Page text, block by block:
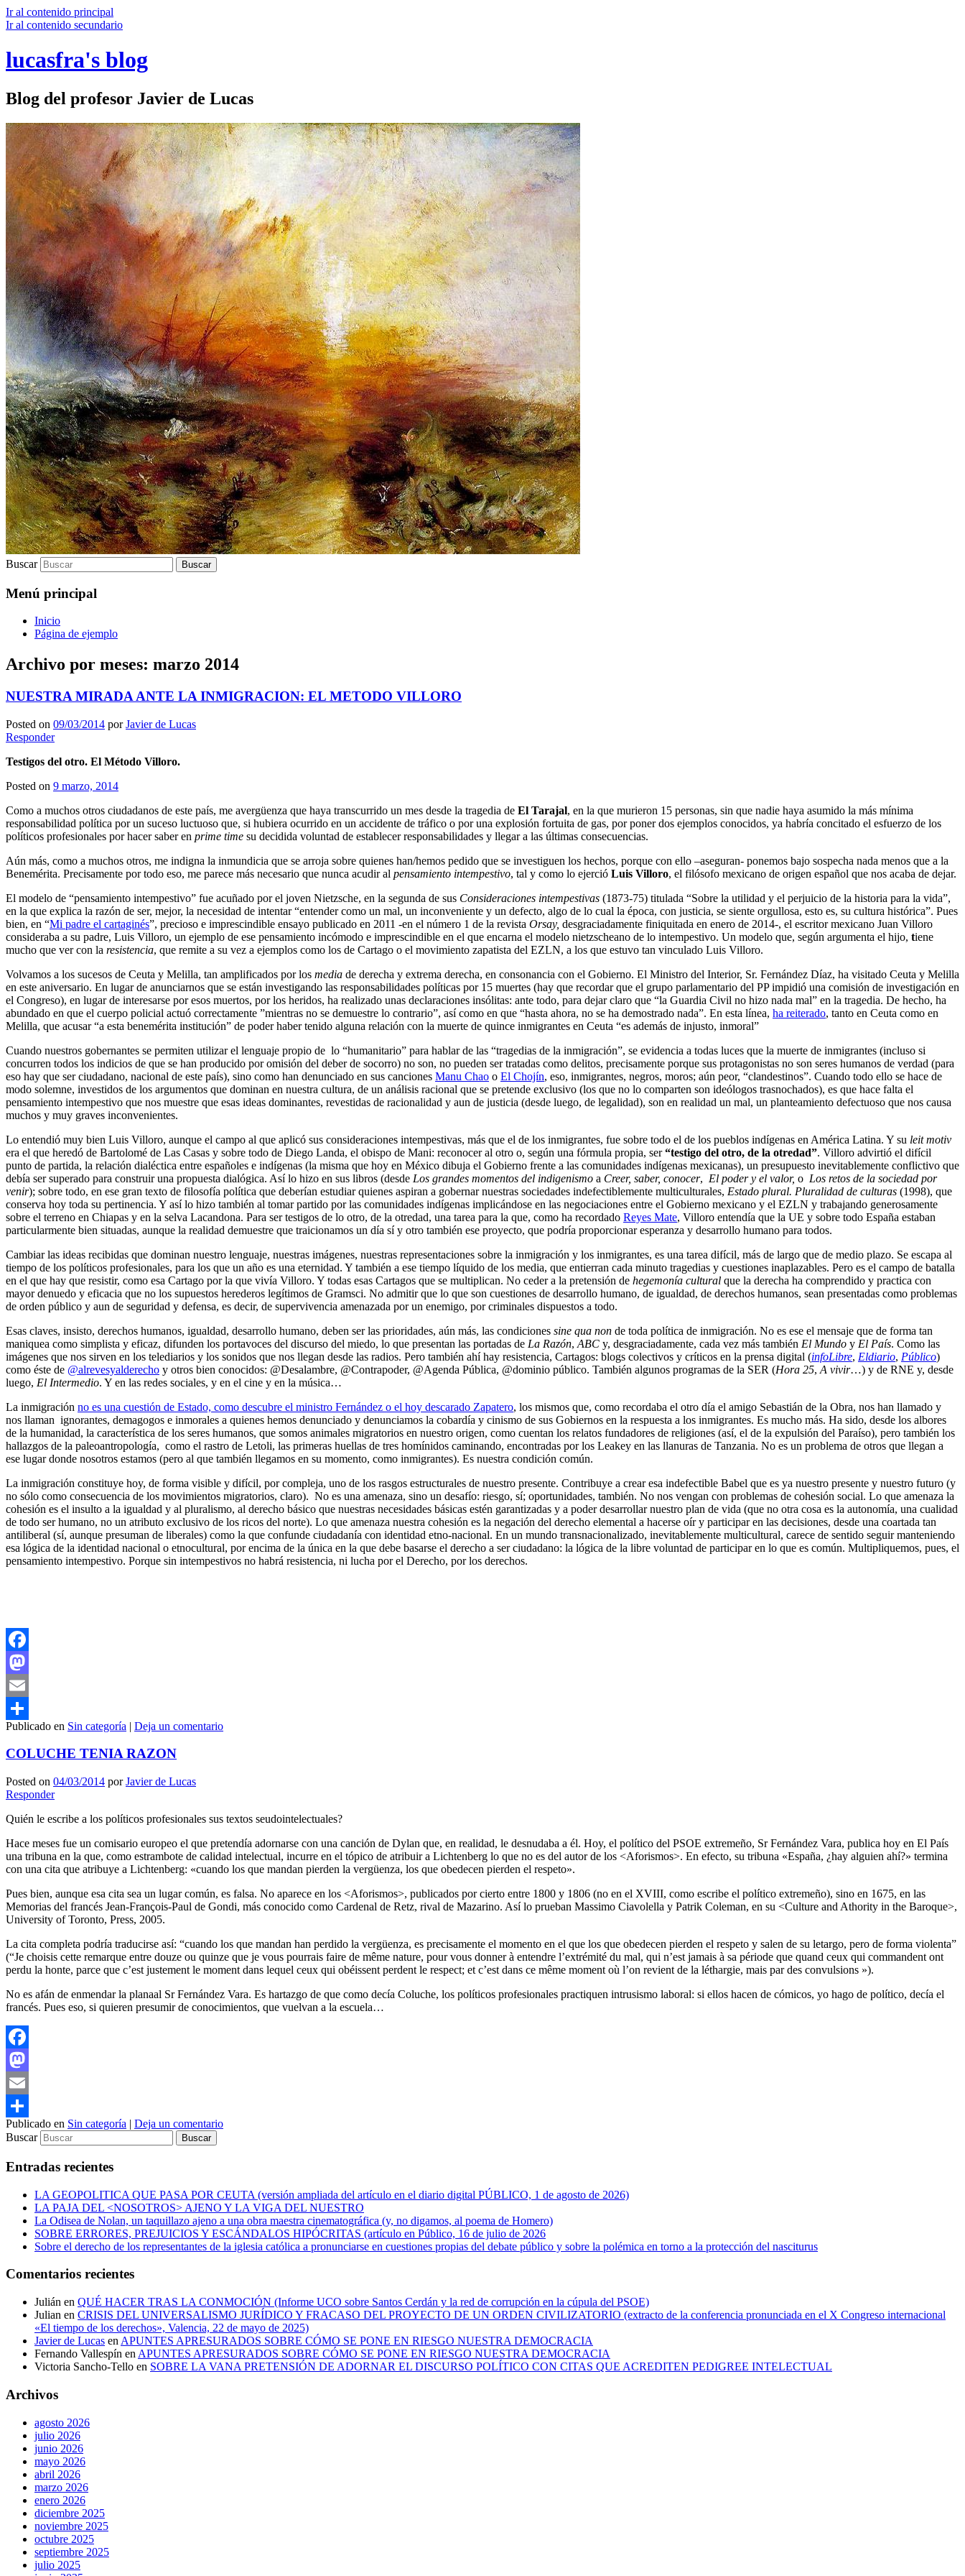
Ir al contenido principal
Ir al contenido secundario
lucasfra's blog
Blog del profesor Javier de Lucas
Buscar
Menú principal
Inicio
Página de ejemplo
Archivo por meses: marzo 2014
NUESTRA MIRADA ANTE LA INMIGRACION: EL METODO VILLORO
Posted on 09/03/2014 porJavier de Lucas
Responder
Testigos del otro. El Método Villoro.
Posted on 9 marzo, 2014
Como a muchos otros ciudadanos de este país, me avergüenza que haya transcurrido un mes desde la tragedia de El Tarajal, en la que murieron 15 personas, sin que nadie haya asumido la más mínima
responsabilidad política por un suceso luctuoso que, si hubiera ocurrido en un accidente de tráfico o por una explosión fortuita de gas, por poner dos ejemplos conocidos, ya habría concitado el esfuerzo de los
políticos profesionales por hacer saber en prime time su decidida voluntad de establecer responsabilidades y llegar a las últimas consecuencias.
Aún más, como a muchos otros, me indigna la inmundicia que se arroja sobre quienes han/hemos pedido que se investiguen los hechos, porque con ello –aseguran- ponemos bajo sospecha nada menos que a la
Benemérita. Precisamente por todo eso, me parece más necesario que nunca acudir al pensamiento intempestivo, tal y como lo ejerció Luis Villoro, el filósofo mexicano de origen español que nos acaba de dejar.
El modelo de “pensamiento intempestivo” fue acuñado por el joven Nietzsche, en la segunda de sus Consideraciones intempestivas (1873-75) titulada “Sobre la utilidad y el perjuicio de la historia para la vida”,
en la que explica la razón de ser, mejor, la necesidad de intentar “entender como un mal, un inconveniente y un defecto, algo de lo cual la época, con justicia, se siente orgullosa, esto es, su cultura histórica”. Pues
bien, en “Mi padre el cartaginés”, precioso e imprescindible ensayo publicado en 2011 -en el número 1 de la revista Orsay, desgraciadamente finiquitada en enero de 2014-, el escritor mexicano Juan Villoro
consideraba a su padre, Luis Villoro, un ejemplo de ese pensamiento incómodo e imprescindible en el que encarna el modelo nietzscheano de lo intempestivo. Un modelo que, según argumenta el hijo, tiene
mucho que ver con la resistencia, que remite a su vez a ejemplos como los de Cartago o el movimiento zapatista del EZLN, a los que estuvo tan vinculado Luis Villoro.
Volvamos a los sucesos de Ceuta y Melilla, tan amplificados por los media de derecha y extrema derecha, en consonancia con el Gobierno. El Ministro del Interior, Sr. Fernández Díaz, ha visitado Ceuta y Melilla
en este aniversario. En lugar de anunciarnos que se están investigando las responsabilidades políticas por 15 muertes (hay que recordar que el grupo parlamentario del PP impidió una comisión de investigación en
el Congreso), en lugar de interesarse por esos muertos, por los heridos, ha realizado unas declaraciones insólitas: ante todo, para dejar claro que “la Guardia Civil no hizo nada mal” en la tragedia. De hecho, ha
abundado en que el cuerpo policial actuó correctamente ”mientras no se demuestre lo contrario”, así como en que “hasta ahora, no se ha demostrado nada”. En esta línea, ha reiterado, tanto en Ceuta como en
Melilla, que acusar “a esta benemérita institución” de poder haber tenido alguna relación con la muerte de quince inmigrantes en Ceuta “es además de injusto, inmoral”
Cuando nuestros gobernantes se permiten utilizar el lenguaje propio de lo “humanitario” para hablar de las “tragedias de la inmigración”, se evidencia a todas luces que la muerte de inmigrantes (incluso si
concurren todos los indicios de que se han producido por omisión del deber de socorro) no son, no pueden ser tratadas como delitos, precisamente porque sus protagonistas no son seres humanos de verdad (para
eso hay que ser ciudadano, nacional de este país), sino como han denunciado en sus canciones Manu Chao o El Chojín, eso, inmigrantes, negros, moros; aún peor, “clandestinos”. Cuando todo ello se hace de
modo solemne, investidos de los argumentos que dominan en nuestra cultura, de un análisis racional que se pretende exclusivo (los que no lo comparten son ideólogos trasnochados), es que hace falta el
pensamiento intempestivo que nos muestre que esas ideas dominantes, revestidas de racionalidad y aun de justicia (desde luego, de legalidad), son en realidad un mal, un planteamiento defectuoso que nos causa
muchos y muy graves inconvenientes.
Lo entendió muy bien Luis Villoro, aunque el campo al que aplicó sus consideraciones intempestivas, más que el de los inmigrantes, fue sobre todo el de los pueblos indígenas en América Latina. Y su leit motiv
era el que heredó de Bartolomé de Las Casas y sobre todo de Diego Landa, el obispo de Mani: reconocer al otro o, según una fórmula propia, ser“testigo del otro, de la otredad”. Villoro advirtió el difícil
punto de partida, la relación dialéctica entre españoles e indígenas (la misma que hoy en México dibuja el Gobierno frente a las comunidades indígenas mexicanas), un presupuesto inevitablemente conflictivo que
debía ser superado para construir una propuesta dialógica. Así lo hizo en sus libros (desde Los grandes momentos del indigenismo a Creer, saber, conocer, El poder y el valor, o Los retos de la sociedad por
venir); sobre todo, en ese gran texto de filosofía política que deberían estudiar quienes aspiran a gobernar nuestras sociedades indefectiblemente multiculturales, Estado plural. Pluralidad de culturas (1998), que
conserva hoy toda su pertinencia. Y así lo hizo también al tomar partido por las comunidades indígenas implicándose en las negociaciones entre el Gobierno mexicano y el EZLN y trabajando generosamente
sobre el terreno en Chiapas y en la selva Lacandona. Para ser testigos de lo otro, de la otredad, una tarea para la que, como ha recordado Reyes Mate, Villoro entendía que la UE y sobre todo España estaban
particularmente bien situadas, aunque la realidad demuestre que traicionamos un día sí y otro también ese proyecto, que podría proporcionar esperanza y desarrollo humano para todos.
Cambiar las ideas recibidas que dominan nuestro lenguaje, nuestras imágenes, nuestras representaciones sobre la inmigración y los inmigrantes, es una tarea difícil, más de largo que de medio plazo. Se escapa al
tiempo de los políticos profesionales, para los que un año es una eternidad. Y también a ese tiempo líquido de los media, que entierran cada minuto tragedias y cuestiones inaplazables. Pero es el campo de batalla
en el que hay que resistir, como esa Cartago por la que vivía Villoro. Y todas esas Cartagos que se multiplican. No ceder a la pretensión de hegemonía cultural que la derecha ha comprendido y practica con
mayor denuedo y eficacia que no los supuestos herederos legítimos de Gramsci. No admitir que lo que son cuestiones de desarrollo humano, de igualdad, de derechos humanos, sean presentadas como problemas
de orden público y aun de seguridad y defensa, es decir, de supervivencia amenazada por un enemigo, por criminales dispuestos a todo.
Esas claves, insisto, derechos humanos, igualdad, desarrollo humano, deben ser las prioridades, aún más, las condiciones sine qua non de toda política de inmigración. No es ese el mensaje que de forma tan
maniquea como simplista y eficaz, difunden los portavoces del discurso del miedo, lo que presentan las portadas de La Razón, ABC y, desgraciadamente, cada vez más también El Mundo y El País. Como las
imágenes que nos sirven en los telediarios y los sonidos que nos llegan desde las radios. Pero también ahí hay resistencia, Cartagos: blogs colectivos y críticos en la prensa digital (infoLibre, Eldiario, Público)
como éste de @alrevesyalderecho y otros bien conocidos: @Desalambre, @Contrapoder, @Agenda Pública, @dominio público. También algunos programas de la SER (Hora 25, A vivir…) y de RNE y, desde
luego, El Intermedio. Y en las redes sociales, y en el cine y en la música…
La inmigración no es una cuestión de Estado, como descubre el ministro Fernández o el hoy descarado Zapatero, los mismos que, como recordaba el otro día el amigo Sebastián de la Obra, nos han llamado y
nos llaman ignorantes, demagogos e inmorales a quienes hemos denunciado y denunciamos la cobardía y cinismo de sus Gobiernos en la respuesta a los inmigrantes. Es mucho más. Ha sido, desde los albores
de la humanidad, la característica de los seres humanos, que somos animales migratorios en nuestro origen, como cuentan los relatos fundadores de religiones (así, el de la expulsión del Paraíso), pero también los
hallazgos de la paleoantropología, como el rastro de Letoli, las primeras huellas de tres homínidos caminando, encontradas por los Leakey en las llanuras de Tanzania. No es un problema de otros que llegan a
ese lugar donde nosotros estamos (pero al que también llegamos en su momento, como inmigrantes). Es nuestra condición común.
La inmigración constituye hoy, de forma visible y difícil, por compleja, uno de los rasgos estructurales de nuestro presente. Contribuye a crear esa indefectible Babel que es ya nuestro presente y nuestro futuro (y
no sólo como consecuencia de los movimientos migratorios, claro). No es una amenaza, sino un desafío: riesgo, sí; oportunidades, también. No nos vengan con problemas de cohesión social. Lo que amenaza la
cohesión es el insulto a la igualdad y al pluralismo, al derecho básico que nuestras necesidades básicas estén garantizadas y a poder desarrollar nuestro plan de vida (que no otra cosa es la autonomía, una cualidad
de todo ser humano, no un atributo exclusivo de los ricos del norte). Lo que amenaza nuestra cohesión es la negación del derecho elemental a hacerse oír y participar en las decisiones, desde una coartada tan
antiliberal (sí, aunque presuman de liberales) como la que confunde ciudadanía con identidad etno-nacional. En un mundo transnacionalizado, inevitablemente multicultural, carece de sentido seguir manteniendo
esa lógica de la identidad nacional o etnocultural, por encima de la única en la que debe basarse el derecho a ser ciudadano: la lógica de la libre voluntad de participar en lo que es común. Multipliquemos, pues, el
pensamiento intempestivo. Porque sin intempestivos no habrá resistencia, ni lucha por el Derecho, por los derechos.
Facebook
Mastodon
Email
Compartir
Publicado en Sin categoría | Deja un comentario
COLUCHE TENIA RAZON
Posted on 04/03/2014 porJavier de Lucas
Responder
Quién le escribe a los políticos profesionales sus textos seudointelectuales?
Hace meses fue un comisario europeo el que pretendía adornarse con una canción de Dylan que, en realidad, le desnudaba a él. Hoy, el político del PSOE extremeño, Sr Fernández Vara, publica hoy en El País
una tribuna en la que, como estrambote de calidad intelectual, incurre en el tópico de atribuir a Lichtenberg lo que no es del autor de los <Aforismos>. En efecto, su tribuna «España, ¿hay alguien ahí?» termina
con una cita que atribuye a Lichtenberg: «cuando los que mandan pierden la vergüenza, los que obedecen pierden el respeto».
Pues bien, aunque esa cita sea un lugar común, es falsa. No aparece en los <Aforismos>, publicados por cierto entre 1800 y 1806 (no en el XVIII, como escribe el político extremeño), sino en 1675, en las
Memorias del francés Jean-François-Paul de Gondi, más conocido como Cardenal de Retz, rival de Mazarino. Así lo prueban Massimo Ciavolella y Patrik Coleman, en su <Culture and Athority in the Baroque>,
University of Toronto, Press, 2005.
La cita completa podría traducirse así: “cuando los que mandan han perdido la vergüenza, es precisamente el momento en el que los que obedecen pierden el respeto y salen de su letargo, pero de forma violenta”
(“Je choisis cette remarque entre douze ou quinze que je vous pourrais faire de même nature, pour vous donner à entendre l’extrémité du mal, qui n’est jamais à sa période que quand ceux qui commandent ont
perdu la honte, parce que c’est justement le moment dans lequel ceux qui obéissent perdent le respect; et c’est dans ce même moment où l’on revient de la léthargie, mais par des convulsions »).
No es afán de enmendar la planaal Sr Fernández Vara. Es hartazgo de que como decía Coluche, los políticos profesionales practiquen intrusismo laboral: si ellos hacen de cómicos, yo hago de político, decía el
francés. Pues eso, si quieren presumir de conocimientos, que vuelvan a la escuela…
Facebook
Mastodon
Email
Compartir
Publicado en Sin categoría | Deja un comentario
Buscar
Entradas recientes
LA GEOPOLITICA QUE PASA POR CEUTA (versión ampliada del artículo en el diario digital PÚBLICO, 1 de agosto de 2026)
LA PAJA DEL <NOSOTROS> AJENO Y LA VIGA DEL NUESTRO
La Odisea de Nolan, un taquillazo ajeno a una obra maestra cinematográfica (y, no digamos, al poema de Homero)
SOBRE ERRORES, PREJUICIOS Y ESCÁNDALOS HIPÓCRITAS (artículo en Público, 16 de julio de 2026
Sobre el derecho de los representantes de la iglesia católica a pronunciarse en cuestiones propias del debate público y sobre la polémica en torno a la protección del nasciturus
Comentarios recientes
Julián en QUÉ HACER TRAS LA CONMOCIÓN (Informe UCO sobre Santos Cerdán y la red de corrupción en la cúpula del PSOE)
Julian en CRISIS DEL UNIVERSALISMO JURÍDICO Y FRACASO DEL PROYECTO DE UN ORDEN CIVILIZATORIO (extracto de la conferencia pronunciada en el X Congreso internacional
«El tiempo de los derechos», Valencia, 22 de mayo de 2025)
Javier de Lucas en APUNTES APRESURADOS SOBRE CÓMO SE PONE EN RIESGO NUESTRA DEMOCRACIA
Fernando Vallespín en APUNTES APRESURADOS SOBRE CÓMO SE PONE EN RIESGO NUESTRA DEMOCRACIA
Victoria Sancho-Tello en SOBRE LA VANA PRETENSIÓN DE ADORNAR EL DISCURSO POLÍTICO CON CITAS QUE ACREDITEN PEDIGREE INTELECTUAL
Archivos
agosto 2026
julio 2026
junio 2026
mayo 2026
abril 2026
marzo 2026
enero 2026
diciembre 2025
noviembre 2025
octubre 2025
septiembre 2025
julio 2025